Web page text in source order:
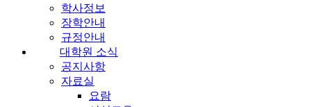
학사정보
장학안내
규정안내
대학원 소식
공지사항
자료실
요람